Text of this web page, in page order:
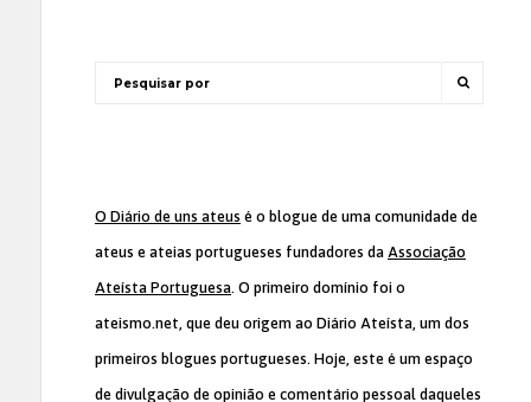
O Diário de uns ateus é o blogue de uma comunidade de
ateus e ateias portugueses fundadores da Associação
Ateísta Portuguesa. O primeiro domínio foi o
ateismo.net, que deu origem ao Diário Ateísta, um dos
primeiros blogues portugueses. Hoje, este é um espaço
de divulgação de opinião e comentário pessoal daqueles